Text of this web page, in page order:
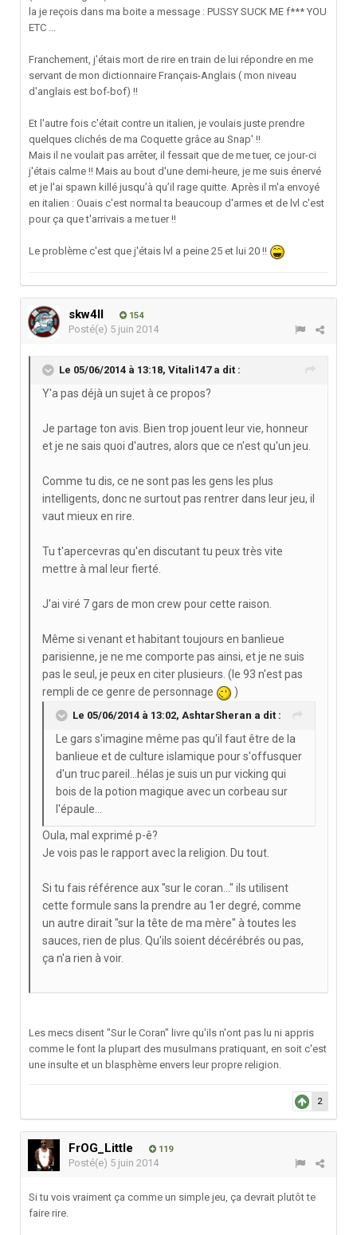
la je reçois dans ma boite a message : PUSSY SUCK ME f*** YOU
ETC ...
Franchement, j'étais mort de rire en train de lui répondre en me
servant de mon dictionnaire Français-Anglais ( mon niveau
d'anglais est bof-bof) !!
Et l'autre fois c'était contre un italien, je voulais juste prendre
quelques clichés de ma Coquette grâce au Snap' !!
Mais il ne voulait pas arrêter, il fessait que de me tuer, ce jour-ci
j'étais calme !! Mais au bout d'une demi-heure, je me suis énervé
et je l'ai spawn killé jusqu’à qu’il rage quitte. Après il m'a envoyé
en italien : Ouais c'est normal ta beaucoup d'armes et de lvl c'est
pour ça que t'arrivais a me tuer !!
Le problème c'est que j'étais lvl a peine 25 et lui 20 !!
skw4ll 154
Posté(e) 5 juin 2014
Le 05/06/2014 à 13:18, Vitali147 a dit :
Y'a pas déjà un sujet à ce propos?
Je partage ton avis. Bien trop jouent leur vie, honneur
et je ne sais quoi d'autres, alors que ce n'est qu'un jeu.
Comme tu dis, ce ne sont pas les gens les plus
intelligents, donc ne surtout pas rentrer dans leur jeu, il
vaut mieux en rire.
Tu t'apercevras qu'en discutant tu peux très vite
mettre à mal leur fierté.
J'ai viré 7 gars de mon crew pour cette raison.
Même si venant et habitant toujours en banlieue
parisienne, je ne me comporte pas ainsi, et je ne suis
pas le seul, je peux en citer plusieurs. (le 93 n'est pas
rempli de ce genre de personnage
)
Le 05/06/2014 à 13:02, AshtarSheran a dit :
Le gars s'imagine même pas qu'il faut être de la
banlieue et de culture islamique pour s'offusquer
d'un truc pareil...hélas je suis un pur vicking qui
bois de la potion magique avec un corbeau sur
l'épaule...
Oula, mal exprimé p-ê?
Je vois pas le rapport avec la religion. Du tout.
Si tu fais référence aux "sur le coran..." ils utilisent
cette formule sans la prendre au 1er degré, comme
un autre dirait "sur la tête de ma mère" à toutes les
sauces, rien de plus. Qu'ils soient décérébrés ou pas,
ça n'a rien à voir.
Les mecs disent "Sur le Coran" livre qu'ils n'ont pas lu ni appris
comme le font la plupart des musulmans pratiquant, en soit c'est
une insulte et un blasphème envers leur propre religion.
2
FrOG_Little 119
Posté(e) 5 juin 2014
Si tu vois vraiment ça comme un simple jeu, ça devrait plutôt te
faire rire.